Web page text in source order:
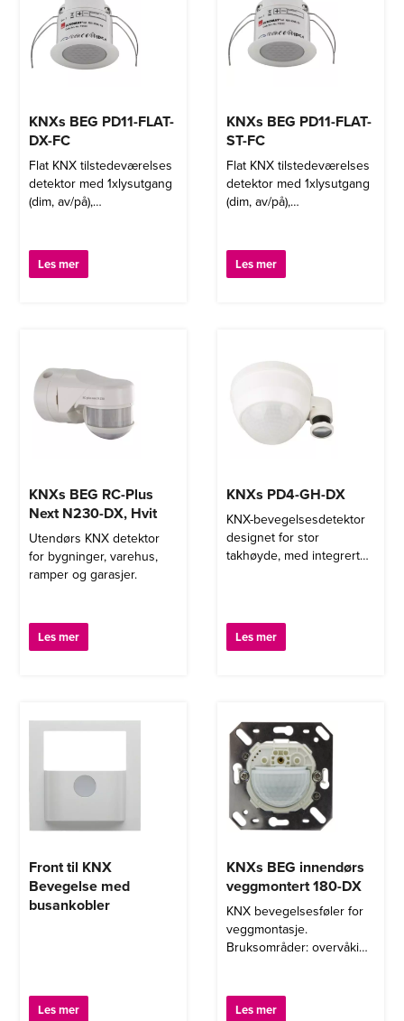
KNXs BEG PD11-FLAT-
DX-FC
Flat KNX tilstedeværelses
detektor med 1xlysutgang
(dim, av/på),
Les mer
KNXs BEG PD11-FLAT-
ST-FC
Flat KNX tilstedeværelses
detektor med 1xlysutgang
(dim, av/på),
bruksområder er:
Kontorer, konferanserom,
Les mer
KNXs BEG RC-Plus
Next N230-DX, Hvit
Utendørs KNX detektor
for bygninger, varehus,
ramper og garasjer.
Les mer
KNXs PD4-GH-DX
KNX-bevegelsesdetektor
designet for stor
takhøyde, med integrert
Les mer
Front til KNX
Bevegelse med
busankobler
Les mer
KNXs BEG innendørs
veggmontert 180-DX
KNX bevegelsesføler for
veggmontasje.
Bruksområder: overvåking
konferanserom
Les mer